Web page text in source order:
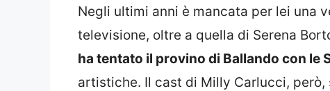
Negli ultimi anni è mancata per lei una
televisione, oltre a quella di Serena
ha tentato il provino di Ballando con le
artistiche. Il cast di Milly Carlucci,